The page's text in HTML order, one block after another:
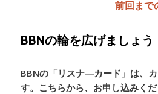
前回まで
BBNの輪を広げましょう
BBNの「リスナ―カード」は、
す。こちらから、お申し込みくだ